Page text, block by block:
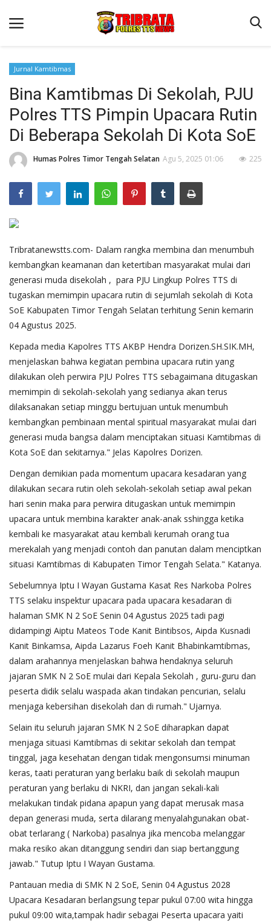
Beranda
Terms & Conditions
Reskrim
Binkam
Lantas
Giat Ops
Polisi Kita
Jurnal Kamtibmas
Jurnal Kamtibmas
Bina Kamtibmas Di Sekolah, PJU
Polres TTS Pimpin Upacara Rutin
Di Beberapa Sekolah Di Kota SoE
Humas Polres Timor Tengah Selatan Agu 5, 2025 01:06 225
Tribratanewstts.com- Dalam rangka membina dan menumbuh
kembangkan keamanan dan ketertiban masyarakat mulai dari
generasi muda disekolah , para PJU Lingkup Polres TTS di
tugaskan memimpin upacara rutin di sejumlah sekolah di Kota
SoE Kabupaten Timor Tengah Selatan terhitung Senin kemarin
04 Agustus 2025.
Kepada media Kapolres TTS AKBP Hendra Dorizen.SH.SIK.MH,
menjelaskan bahwa kegiatan pembina upacara rutin yang
dilakukan oleh perwira PJU Polres TTS sebagaimana ditugaskan
memimpin di sekolah-sekolah yang sedianya akan terus
dilaksanakan setiap minggu bertujuan untuk menumbuh
kembangkan pembinaan mental spiritual masyarakat mulai dari
generasi muda bangsa dalam menciptakan situasi Kamtibmas di
Kota SoE dan sekitarnya." Jelas Kapolres Dorizen.
Dengan demikian pada momentum upacara kesadaran yang
dilakukan secara rutin oleh sekolah-sekolah setiap awal pekan
hari senin maka para perwira ditugaskan untuk memimpin
upacara untuk membina karakter anak-anak sshingga ketika
kembali ke masyarakat atau kembali kerumah orang tua
merekalah yang menjadi contoh dan panutan dalam menciptkan
situasi Kamtibmas di Kabupaten Timor Tengah Selata." Katanya.
Sebelumnya Iptu I Wayan Gustama Kasat Res Narkoba Polres
TTS selaku inspektur upacara pada upacara kesadaran di
halaman SMK N 2 SoE Senin 04 Agustus 2025 tadi pagi
didampingi Aiptu Mateos Tode Kanit Bintibsos, Aipda Kusnadi
Kanit Binkamsa, Aipda Lazarus Foeh Kanit Bhabinkamtibmas,
dalam arahannya menjelaskan bahwa hendaknya seluruh
jajaran SMK N 2 SoE mulai dari Kepala Sekolah , guru-guru dan
peserta didik selalu waspada akan tindakan pencurian, selalu
menjaga kebersihan disekolah dan di rumah." Ujarnya.
Selain itu seluruh jajaran SMK N 2 SoE diharapkan dapat
menjaga situasi Kamtibmas di sekitar sekolah dan tempat
tinggal, jaga kesehatan dengan tidak mengonsumsi minuman
keras, taati peraturan yang berlaku baik di sekolah maupun
peraturan yang berlaku di NKRI, dan jangan sekali-kali
melakukan tindak pidana apapun yang dapat merusak masa
depan generasi muda, serta dilarang menyalahgunakan obat-
obat terlarang ( Narkoba) pasalnya jika mencoba melanggar
maka resiko akan ditanggung sendiri dan siap bertanggung
jawab." Tutup Iptu I Wayan Gustama.
Pantauan media di SMK N 2 SoE, Senin 04 Agustus 2028
Upacara Kesadaran berlangsung tepar pukul 07:00 wita hingga
pukul 09:00 wita,tampak hadir sebagai Peserta upacara yaiti